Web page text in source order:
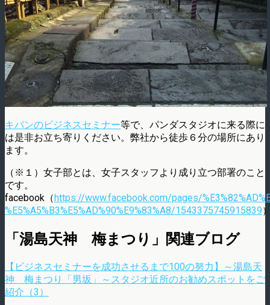
キバンのビジネスセミナー等で、パンダスタジオに来る際に
は是非お立ち寄りください。弊社から徒歩６分の場所にあり
ます。
（※１）女子部とは、女子スタッフより成り立つ部署のこと
です。
facebook（https://www.facebook.com/pages/
%E5%A5%B3%E5%AD%90%E9%83%A8/1543375745915839
「湯島天神 梅まつり」関連ブログ
【ビジネスセミナーを成功させるまで100の努力】～湯島天
神 梅まつり「男坂」～スタジオ近所のお勧めスポットをご
紹介（3）